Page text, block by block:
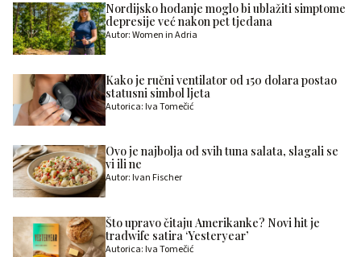
Nordijsko hodanje moglo bi ublažiti simptome
depresije već nakon pet tjedana
Autor: Women in Adria
Kako je ručni ventilator od 150 dolara postao
statusni simbol ljeta
Autorica: Iva Tomečić
Ovo je najbolja od svih tuna salata, slagali se
vi ili ne
Autor: Ivan Fischer
Što upravo čitaju Amerikanke? Novi hit je
tradwife satira ‘Yesteryear’
Autorica: Iva Tomečić